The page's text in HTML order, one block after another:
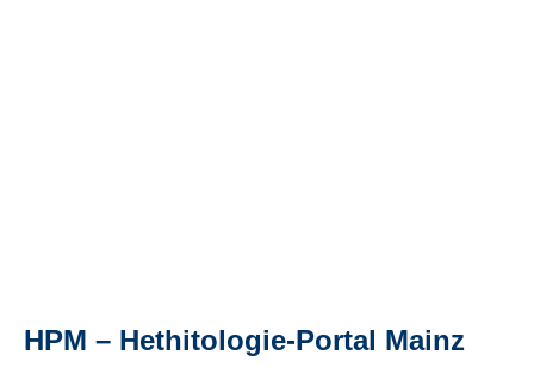
HPM – Hethitologie-Portal Mainz